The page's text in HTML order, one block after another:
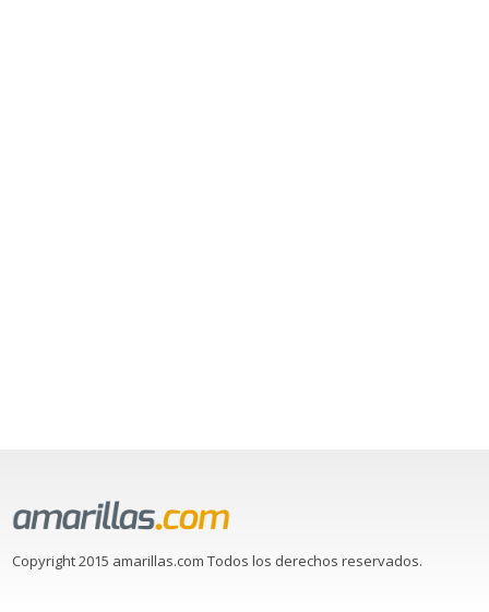
Copyright 2015 amarillas.com Todos los derechos reservados.